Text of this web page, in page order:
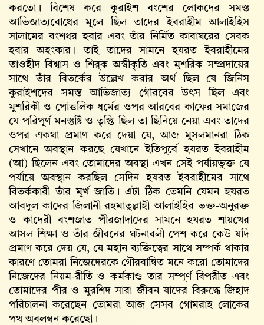
করতো। বিশেষ করে কুরাইশ বংশের লোকদের সমস্ত
আভিজাত্যবোধের মূলে ছিল তাদের ইবরাহীম আলাইহিস
সালামের বংশধর হবার এবং তাঁর নির্মিত কাবাঘরের সেবক
হবার অহংকার। তাই তাদের সামনে হযরত ইবরাহীমের
তাওহীদ বিশ্বাস ও শির্‌ক অস্বীকৃতি এবং মুশরিক সম্প্রদায়ের
সাথে তাঁর বিতর্কের উল্লেখ করার অর্থ ছিল যে জিনিস
কুরাইশদের সমস্ত আভিজাত্য গৌরবের উৎস ছিল এবং
মুশরিকী ও পৌত্তলিক ধর্মের ওপর আরবের কাফের সমাজের
যে পরিপূর্ণ মনস্তুষ্টি ও তৃপ্তি ছিল তা ছিনিয়ে নেয়া এবং তাদের
ওপর একথা প্রমাণ করে দেয়া যে, আজ মুসলমানরা ঠিক
সেখানে অবস্থান করছে যেখানে ইতিপূর্বে হযরত ইবরাহীম
(আ) ছিলেন এবং তোমাদের অবস্থা এখন সেই পর্যায়ভুক্ত যে
পর্যায়ে অবস্থান করছিল সেদিন হযরত ইবরাহীমের সাথে
বিতর্ককারী তাঁর মূর্খ জাতি। এটা ঠিক তেমনি যেমন হযরত
আবদুল কাদের জিলানী রহমাতুল্লাহী আলাইহির ভক্ত-অনুরক্ত
ও কাদেরী বংশজাত পীরজাদাদের সামনে হযরত শায়খের
আসল শিক্ষা ও তাঁর জীবনের ঘটনাবলী পেশ করে কেউ যদি
প্রমাণ করে দেয় যে, যে মহান ব্যক্তিত্বের সাথে সম্পর্ক থাকার
কারণে তোমরা নিজেদেরকে গৌরবান্বিত মনে করো তোমাদের
নিজেদের নিয়ম-রীতি ও কর্মকাণ্ড তার সম্পূর্ণ বিপরীত এবং
তোমাদের পীর ও মুরশিদ সারা জীবন যাদের বিরুদ্ধে জিহাদ
পরিচালনা করেছেন তোমরা আজ সেসব গোমরাহ লোকের
পথ অবলম্বন করেছো।